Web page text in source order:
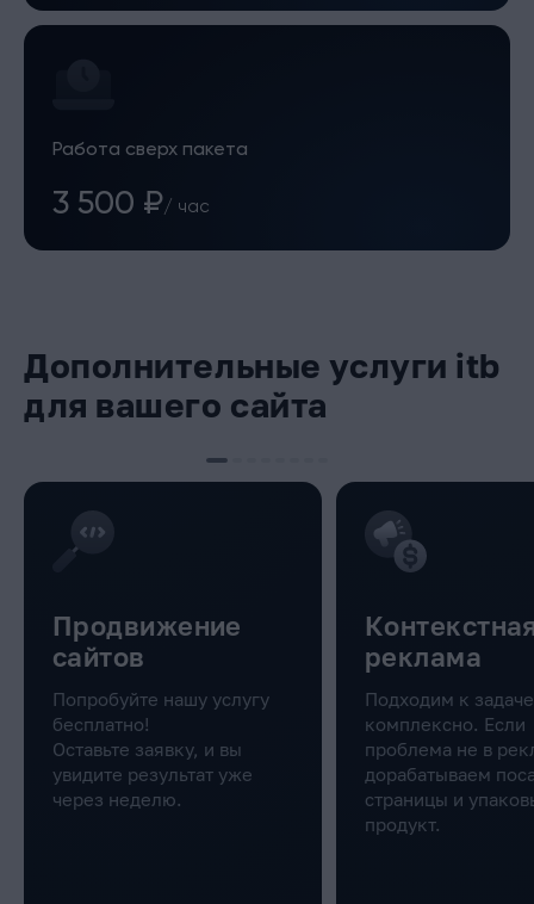
3 500 ₽/ час
Работа сверх пакета
Дополнительные услуги itb
для вашего сайта
Продвижение
сайтов
Попробуйте нашу услугу
бесплатно!
Оставьте заявку, и вы
увидите результат уже
через неделю.
реклама
Подходим к задаче
комплексно. Если
проблема не в
дорабатываем
страницы и
продукт.